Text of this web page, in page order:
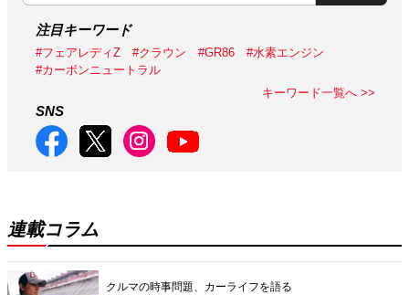
注目キーワード
#フェアレディZ #クラウン #GR86
#水素エンジン
#カーボンニュートラル
キーワード一覧へ >>
SNS
連載コラム
クルマの時事問題、カーライフを語る